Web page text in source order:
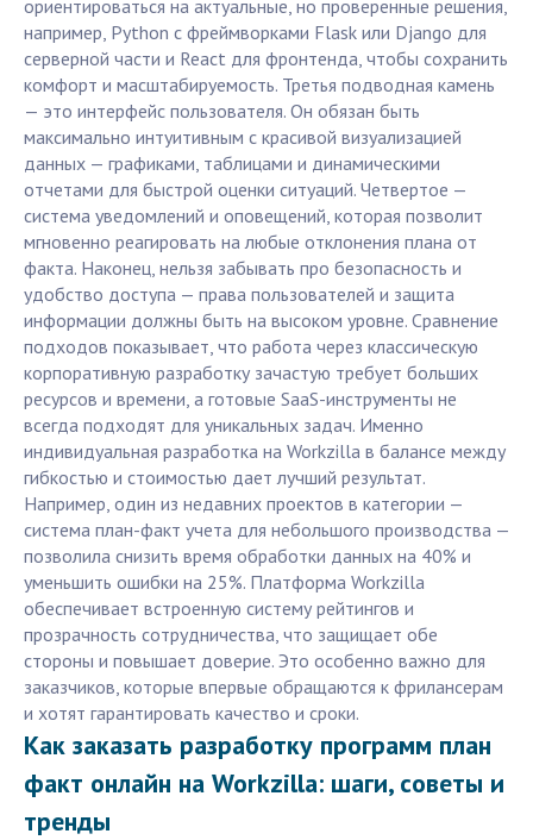
ориентироваться на актуальные, но проверенные решения,
например, Python с фреймворками Flask или Django для
серверной части и React для фронтенда, чтобы сохранить
комфорт и масштабируемость. Третья подводная камень
— это интерфейс пользователя. Он обязан быть
максимально интуитивным с красивой визуализацией
данных — графиками, таблицами и динамическими
отчетами для быстрой оценки ситуаций. Четвертое —
система уведомлений и оповещений, которая позволит
мгновенно реагировать на любые отклонения плана от
факта. Наконец, нельзя забывать про безопасность и
удобство доступа — права пользователей и защита
информации должны быть на высоком уровне. Сравнение
подходов показывает, что работа через классическую
корпоративную разработку зачастую требует больших
ресурсов и времени, а готовые SaaS-инструменты не
всегда подходят для уникальных задач. Именно
индивидуальная разработка на Workzilla в балансе между
гибкостью и стоимостью дает лучший результат.
Например, один из недавних проектов в категории —
система план-факт учета для небольшого производства —
позволила снизить время обработки данных на 40% и
уменьшить ошибки на 25%. Платформа Workzilla
обеспечивает встроенную систему рейтингов и
прозрачность сотрудничества, что защищает обе
стороны и повышает доверие. Это особенно важно для
заказчиков, которые впервые обращаются к фрилансерам
и хотят гарантировать качество и сроки.
Как заказать разработку программ план
факт онлайн на Workzilla: шаги, советы и
тренды